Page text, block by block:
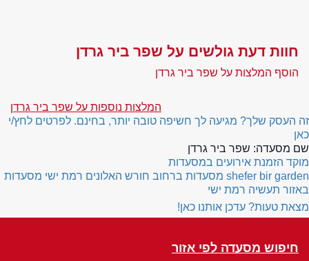
חוות דעת גולשים על שפר ביר גרדן
הוסף המלצות על שפר ביר גרדן
המלצות נוספות על שפר ביר גרדן
זה העסק שלך? מגיעה לך חשיפה טובה יותר, בחינם. לפרטים לחץ/י
כאן
שם מסעדה: שפר ביר גרדן
מוקד הזמנת אירועים במסעדות
shefer bir garden מסעדות ברחוב חורש האלונים רמת ישי מסעדות
באזור תעשיה רמת ישי
מצאת טעות? עדכן אותנו כאן!
חיפוש מסעדה לפי אזור